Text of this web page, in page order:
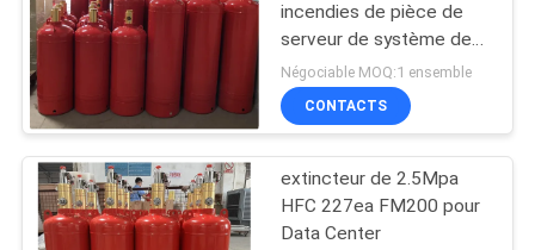
Système de
suppression des
incendies de CO2
incendies de pièce de
serveur de système de
gaz de 120ltr 150ltr
180ltr FM200
Négociable MOQ:1 ensemble
CONTACTS
extincteur de 2.5Mpa
HFC 227ea FM200 pour
Data Center